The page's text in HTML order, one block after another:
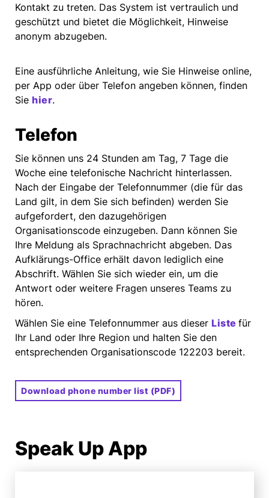
Kontakt zu treten. Das System ist vertraulich und
geschützt und bietet die Möglichkeit, Hinweise
anonym abzugeben.
Eine ausführliche Anleitung, wie Sie Hinweise online,
per App oder über Telefon angeben können, finden
Sie hier.
Telefon
Sie können uns 24 Stunden am Tag, 7 Tage die
Woche eine telefonische Nachricht hinterlassen.
Nach der Eingabe der Telefonnummer (die für das
Land gilt, in dem Sie sich befinden) werden Sie
aufgefordert, den dazugehörigen
Organisationscode einzugeben. Dann können Sie
Ihre Meldung als Sprachnachricht abgeben. Das
Aufklärungs-Office erhält davon lediglich eine
Abschrift. Wählen Sie sich wieder ein, um die
Antwort oder weitere Fragen unseres Teams zu
hören.
Wählen Sie eine Telefonnummer aus dieser Liste für
Ihr Land oder Ihre Region und halten Sie den
entsprechenden Organisationscode 122203 bereit.
Download phone number list (PDF)
Speak Up App